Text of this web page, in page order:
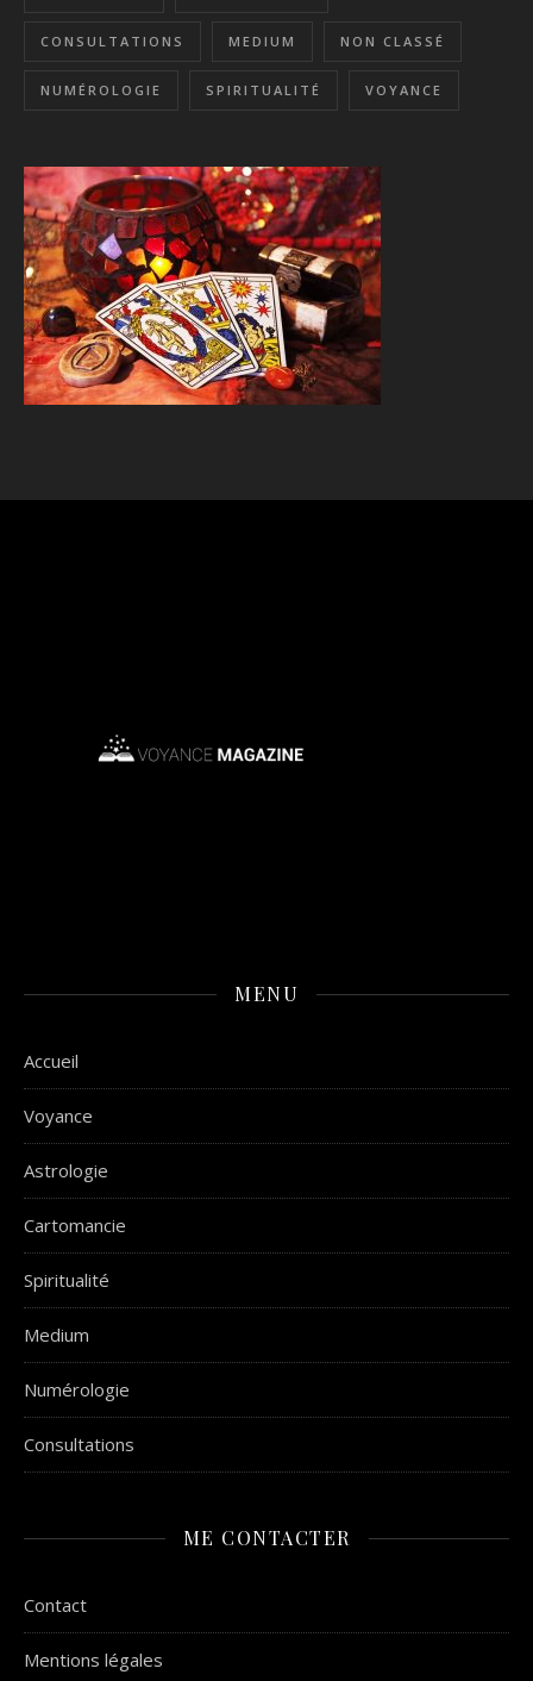
CONSULTATIONS MEDIUM NON CLASSÉ
NUMÉROLOGIE SPIRITUALITÉ VOYANCE
MENU
Accueil
Voyance
Astrologie
Cartomancie
Spiritualité
Medium
Numérologie
Consultations
ME CONTACTER
Contact
Mentions légales